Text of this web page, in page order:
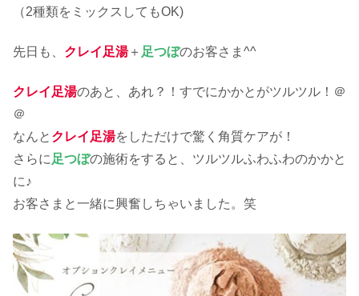
（2種類をミックスしてもOK)
先日も、 クレイ足湯＋ 足つぼのお客さま^^
クレイ足湯のあと、あれ？！すでにかかとがツルツル！＠
＠
なんと クレイ足湯をしただけで驚く角質ケアが！
さらに 足つぼの施術をすると、ツルツルふわふわのかかと
に♪
お客さまと一緒に興奮しちゃいました。笑